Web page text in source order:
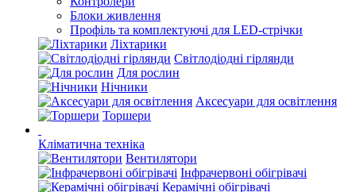
Блоки живлення
Профіль та комплектуючі для LED-стрічки
Ліхтарики
Світлодіодні гірлянди
Для рослин
Нічники
Аксесуари для освітлення
Торшери
Кліматична техніка
Вентилятори
Інфрачервоні обігрівачі
Керамічні обігрівачі